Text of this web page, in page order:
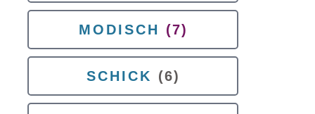
MODISCH (7)
SCHICK (6)